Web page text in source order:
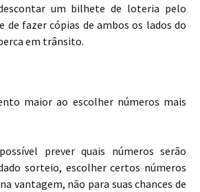
um bilhete de loteria pelo
de fazer cópias de ambos os lados do
em trânsito.
maior ao escolher números mais
prever quais números serão
sorteio, escolher certos números
vantagem, não para suas chances de